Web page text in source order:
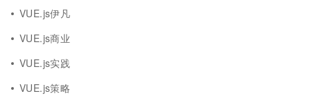
VUE.js伊凡
VUE.js商业
VUE.js实践
VUE.js策略